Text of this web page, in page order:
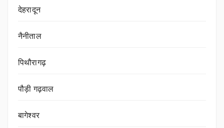
देहरादून
नैनीताल
पिथौरागढ़
पौड़ी गढ़वाल
बागेश्वर